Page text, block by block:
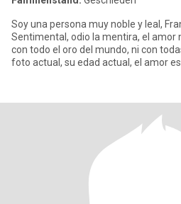
Soy una persona muy noble y leal,
Sentimental, odio la mentira, el amor
con todo el oro del mundo, ni con
foto actual, su edad actual, el amor